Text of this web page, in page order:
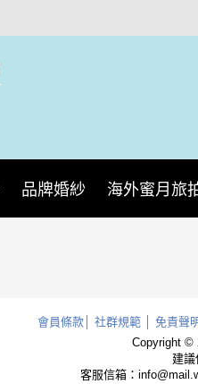
品牌婚紗 海外蜜月旅
會員條款 社群規範
免責聲
Copyright ©
建議
客服信箱：